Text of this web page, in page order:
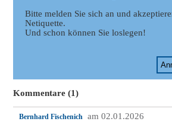
Bitte melden Sie sich an und
Netiquette.
Und schon können Sie loslegen!
Kommentare (1)
Bernhard Fischenich am 02.01.2026